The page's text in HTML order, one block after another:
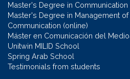
Master's Degree in Communication
Master's Degree in Management
Communication (online)
Máster en Comunicación del
Unitwin MILID School
Spring Arab School
Testimonials from students